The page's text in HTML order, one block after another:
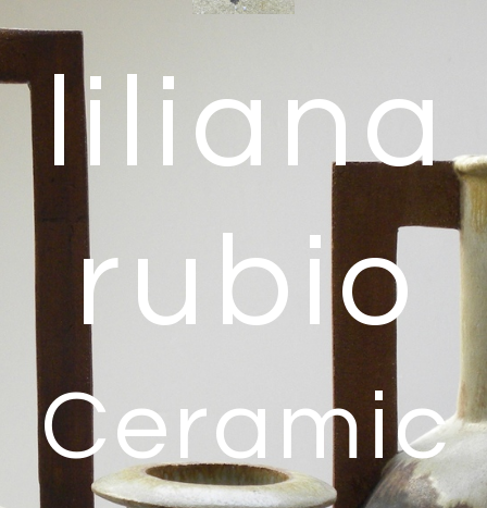
liliana
rubio
Ceramic